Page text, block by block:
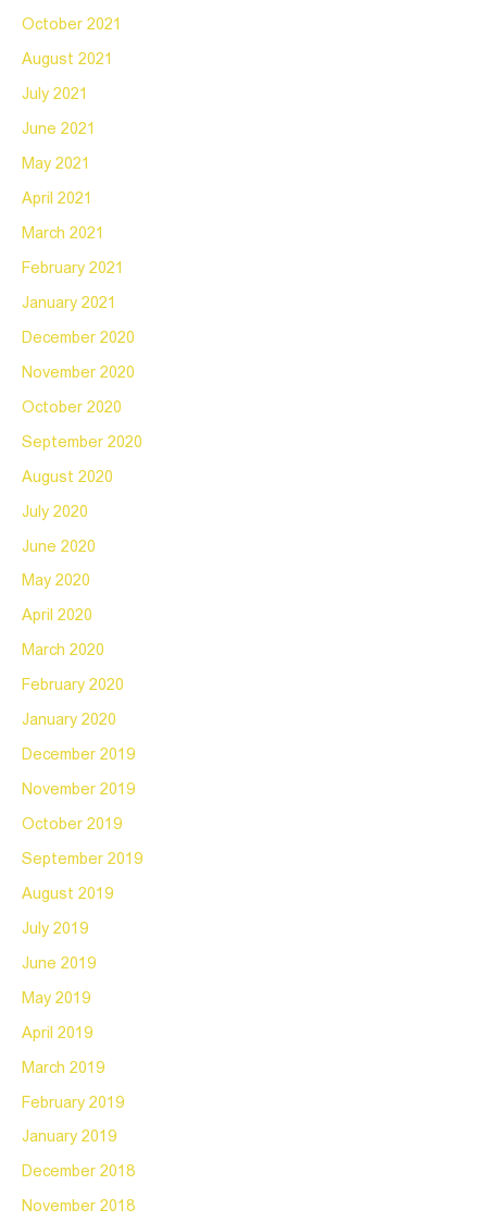
October 2021
August 2021
July 2021
June 2021
May 2021
April 2021
March 2021
February 2021
January 2021
December 2020
November 2020
October 2020
September 2020
August 2020
July 2020
June 2020
May 2020
April 2020
March 2020
February 2020
January 2020
December 2019
November 2019
October 2019
September 2019
August 2019
July 2019
June 2019
May 2019
April 2019
March 2019
February 2019
January 2019
December 2018
November 2018